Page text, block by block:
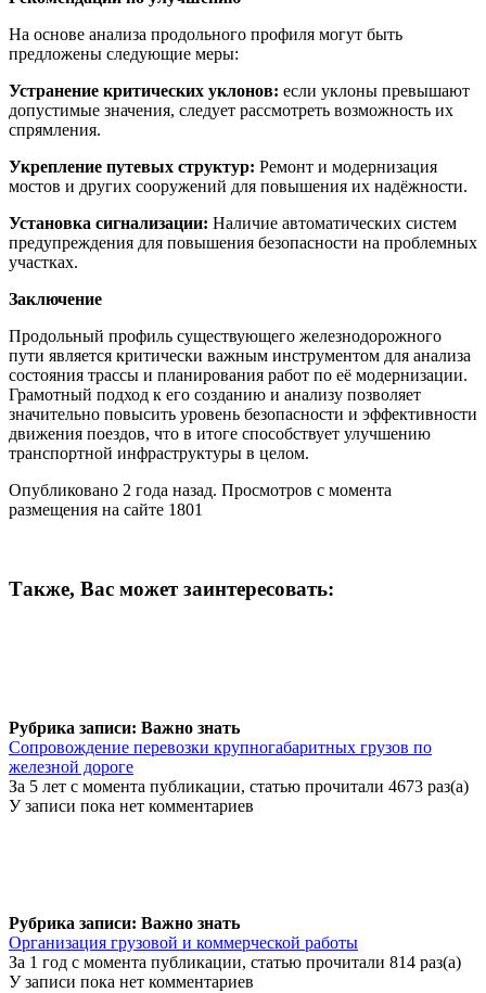
На основе анализа продольного профиля могут быть
предложены следующие меры:
Устранение критических уклонов: если уклоны превышают
допустимые значения, следует рассмотреть возможность их
спрямления.
Укрепление путевых структур: Ремонт и модернизация
мостов и других сооружений для повышения их надёжности.
Установка сигнализации: Наличие автоматических систем
предупреждения для повышения безопасности на проблемных
участках.
Заключение
Продольный профиль существующего железнодорожного
пути является критически важным инструментом для анализа
состояния трассы и планирования работ по её модернизации.
Грамотный подход к его созданию и анализу позволяет
значительно повысить уровень безопасности и эффективности
движения поездов, что в итоге способствует улучшению
транспортной инфраструктуры в целом.
Опубликовано 2 года назад. Просмотров с момента
размещения на сайте 1801
Также, Вас может заинтересовать:
Рубрика записи: Важно знать
Сопровождение перевозки крупногабаритных грузов по
железной дороге
За 5 лет с момента публикации, статью прочитали 4673 раз(а)
У записи пока нет комментариев
Рубрика записи: Важно знать
Организация грузовой и коммерческой работы
За 1 год с момента публикации, статью прочитали 814 раз(а)
У записи пока нет комментариев